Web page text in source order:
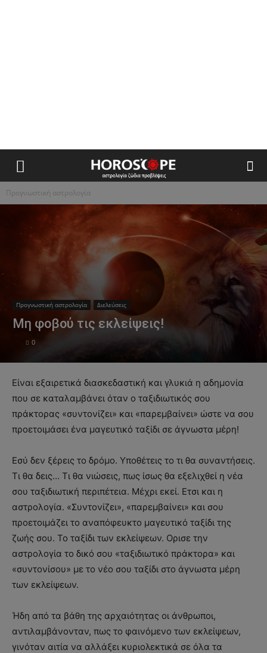
Προγνωστική αστρολογία
Προγνωστική αστρολογία Διελεύσεις
Μη φοβού τις εκλείψεις!
0
Είναι εξαιρετικά διασκεδαστική και γλυκιά η αδημονία
που σε καταλαμβάνει όταν ο ταξιδιωτικός σου
πράκτορας «συντονίζει» και «παρεμβαίνει» ώστε να σου
προετοιμάσει ένα μαγευτικό ταξίδι σε άγνωστα μέρη!
Εσύ δεν ξέρεις το δρόμο. Υποθέτεις το τι θα συναντήσεις.
Τι θα δεις… Τι θα νιώσεις, πως ίσως θα εξελιχθεί η νέα
σου ταξιδιωτική περιπέτεια. Μέχρι εκεί. Ετσι και η
αστρολογία. «Συντονίζει», «παρεμβαίνει» και σου
προετοιμάζει το αναπόφευκτο μαγευτικό ταξίδι της
ζωής σου. Το ταξίδι των εκλείψεων. Ορισε την
αστρολογία το δικό σου «ταξιδιωτικό πράκτορα» και
«συντονίσου» με το νέο σου ταξίδι στο άγνωστα μέρη
των εκλείψεων.
Ήδη από τα βάθη της αρχαιότητας οι άνθρωποι,
αντιλαμβάνονταν, πως το φαινόμενο των εκλείψεων,
γινόταν αιτία να αλλάξει κυριολεκτικά σε όλα τα